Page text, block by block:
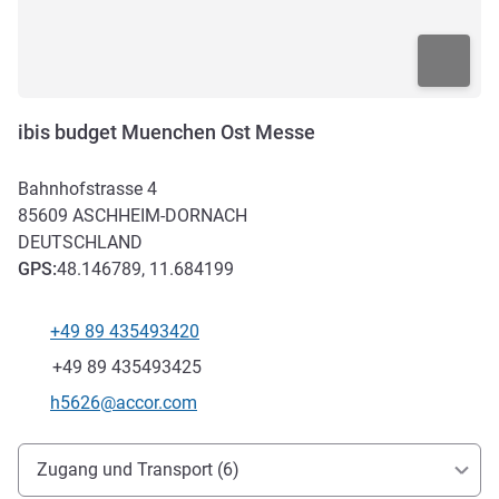
ibis budget Muenchen Ost Messe
Bahnhofstrasse 4
85609 ASCHHEIM-DORNACH
DEUTSCHLAND
GPS:48.146789, 11.684199
+49 89 435493420
Fax
+49 89 435493425
Kontakt-E-Mail
h5626@accor.com
Erreichbarkeit und Anbindung
Zugang und Transport (6)